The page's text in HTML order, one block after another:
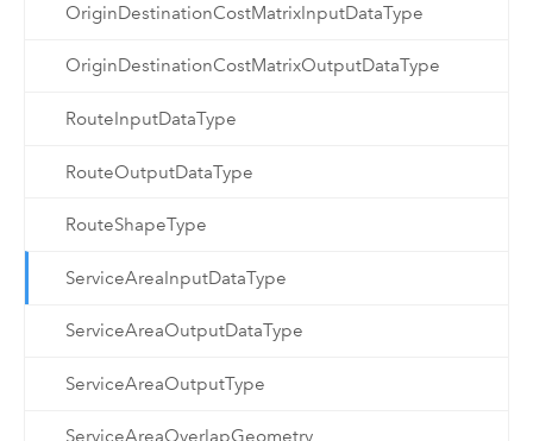
OriginDestinationCostMatrixInputDataType
OriginDestinationCostMatrixOutputDataType
RouteInputDataType
RouteOutputDataType
RouteShapeType
ServiceAreaInputDataType
ServiceAreaOutputDataType
ServiceAreaOutputType